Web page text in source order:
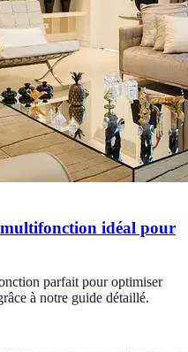
idéal pour
parfait pour optimiser
à notre guide détaillé.